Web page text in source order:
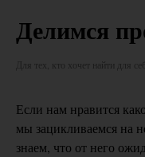
Делимся
Для тех, кто хочет найти для
Если нам нравится
мы зацикливаемся на
знаем, что от него